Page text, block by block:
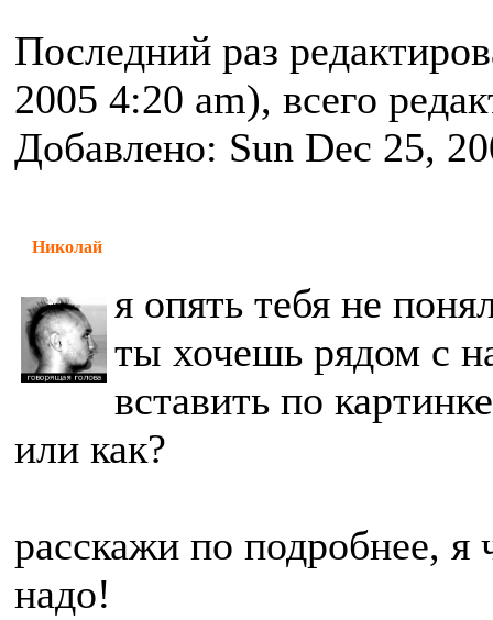
Последний раз
2005 4:20 am), всего
Добавлено: Sun Dec 25,
Николай
я опять тебя не
ты хочешь рядом с
вставить по
или как?
расскажи по подробнее,
надо!